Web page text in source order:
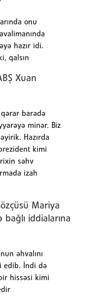
onu
hazır idi.
qalsın
Xuan
barədə
minər. Biz
Hazırda
kimi
səhv
izah
Mariya
iddialarına
əhvalını
edib. İndi də
hissəsi kimi